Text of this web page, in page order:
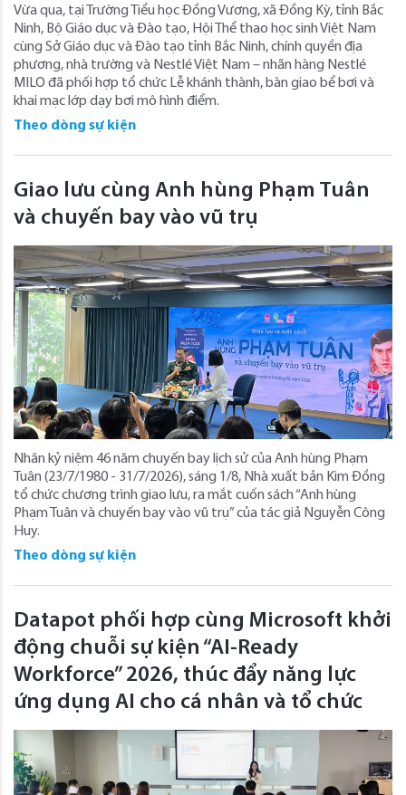
Vừa qua, tại Trường Tiểu học Đồng Vương, xã Đồng Kỳ, tỉnh Bắc
Ninh, Bộ Giáo dục và Đào tạo, Hội Thể thao học sinh Việt Nam
cùng Sở Giáo dục và Đào tạo tỉnh Bắc Ninh, chính quyền địa
phương, nhà trường và Nestlé Việt Nam – nhãn hàng Nestlé
MILO đã phối hợp tổ chức Lễ khánh thành, bàn giao bể bơi và
khai mạc lớp dạy bơi mô hình điểm.
Theo dòng sự kiện
Giao lưu cùng Anh hùng Phạm Tuân
và chuyến bay vào vũ trụ
Nhân kỷ niệm 46 năm chuyến bay lịch sử của Anh hùng Phạm
Tuân (23/7/1980 - 31/7/2026), sáng 1/8, Nhà xuất bản Kim Đồng
tổ chức chương trình giao lưu, ra mắt cuốn sách “Anh hùng
Phạm Tuân và chuyến bay vào vũ trụ” của tác giả Nguyễn Công
Huy.
Theo dòng sự kiện
Datapot phối hợp cùng Microsoft khởi
động chuỗi sự kiện “AI-Ready
Workforce” 2026, thúc đẩy năng lực
ứng dụng AI cho cá nhân và tổ chức